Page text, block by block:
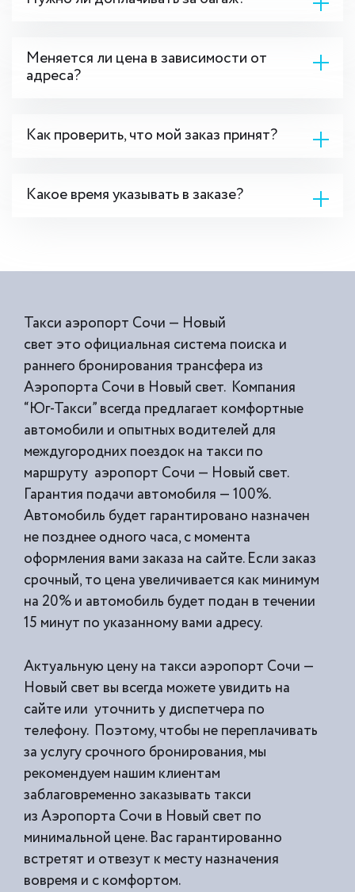
Меняется ли цена в зависимости от
адреса?
Как проверить, что мой заказ принят?
Какое время указывать в заказе?
Такси аэропорт Сочи — Новый
свет это официальная система поиска и
раннего бронирования трансфера из
Аэропорта Сочи в Новый свет. Компания
“Юг-Такси” всегда предлагает комфортные
автомобили и опытных водителей для
междугородних поездок на такси по
маршруту аэропорт Сочи — Новый свет.
Гарантия подачи автомобиля — 100%.
Автомобиль будет гарантировано назначен
не позднее одного часа, с момента
оформления вами заказа на сайте. Если заказ
срочный, то цена увеличивается как минимум
на 20% и автомобиль будет подан в течении
15 минут по указанному вами адресу.
Актуальную цену на такси аэропорт Сочи —
Новый свет вы всегда можете увидить на
сайте или уточнить у диспетчера по
телефону. Поэтому, чтобы не переплачивать
за услугу срочного бронирования, мы
рекомендуем нашим клиентам
заблаговременно заказывать такси
изАэропорта Сочи в Новый свет по
минимальной цене. Вас гарантированно
встретят и отвезут к месту назначения
вовремя и с комфортом.